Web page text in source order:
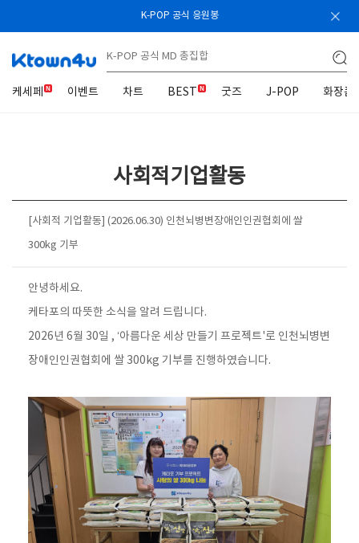
K-POP 공식 응원봉
케세페 이벤트 차트 BEST 굿즈 J-POP 화장품
사회적기업활동
[사회적 기업활동] (2026.06.30) 인천뇌병변장애인인권협회에 쌀
300kg 기부
안녕하세요.
케타포의 따뜻한 소식을 알려 드립니다.
2026년 6월 30일 , ‘아름다운 세상 만들기 프로젝트'로 인천뇌병변
장애인인권협회에 쌀 300kg 기부를 진행하였습니다.